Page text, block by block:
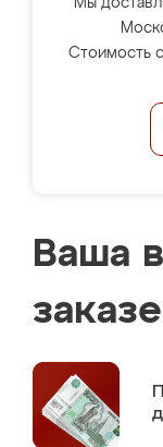
Мы
Стоимость
Ваша